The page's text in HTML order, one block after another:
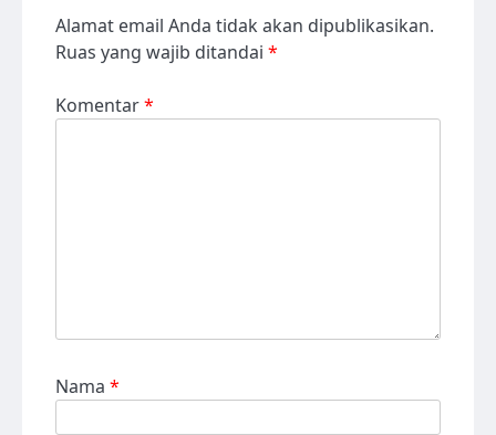
Alamat email Anda tidak akan dipublikasikan.
Ruas yang wajib ditandai *
Komentar*
Nama *